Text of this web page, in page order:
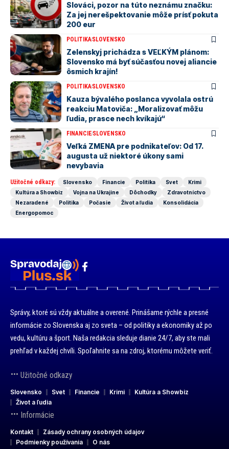
Slováci, pozor na túto neznámu značku:
Za jej nerešpektovanie môže prísť pokuta
200 eur
POLITIKASLOVENSKO
Zelenskyj prichádza s VEĽKÝM plánom:
Slovensko má byť súčasťou novej aliancie
ôsmich krajín!
POLITIKASLOVENSKO
Kauza bývalého poslanca vyvolala ostrú
reakciu Matoviča: „Moralizovať môžu
ľudia, prasce nech kvíkajú“
FINANCIESLOVENSKO
Veľká ZMENA pre podnikateľov: Od 17.
augusta už niektoré úkony sami
nevybavia
Užitočné odkazy: Slovensko Financie Politika Svet
Krimi
Kultúra a Showbiz
Vojna na Ukrajine Dôchodky
Zdravotníctvo
Nezaradené
Politika Počasie Život a ľudia
Konsolidácia
Energopomoc
Správy, ktoré sú vždy aktuálne a overené. Prinášame rýchle a presné
informácie zo Slovenska aj zo sveta – od politiky a ekonomiky až po
vedu, kultúru a šport. Naša redakcia sleduje dianie 24/7, aby ste mali
prehľad v každej chvíli. Spoľahnite sa na zdroj, ktorému môžete veriť.
Užitočné odkazy
Slovensko Svet Financie Krimi
Kultúra a Showbiz
Život a ľudia
Informácie
Kontakt
Zásady ochrany osobných údajov
Podmienky používania
O nás